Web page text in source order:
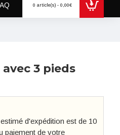
0 article(s) - 0,00€
3 pieds
d'expédition est de 10
paiement de votre